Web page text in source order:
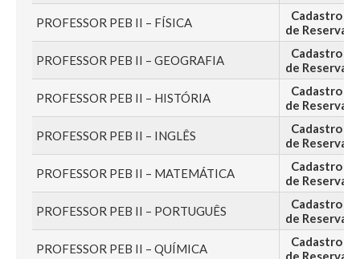
PROFESSOR PEB II – FÍSICA
Cadastro
de Reserva
PROFESSOR PEB II – GEOGRAFIA
Cadastro
de Reserva
PROFESSOR PEB II – HISTÓRIA
Cadastro
de Reserva
PROFESSOR PEB II – INGLÊS
Cadastro
de Reserva
PROFESSOR PEB II – MATEMÁTICA
Cadastro
de Reserva
PROFESSOR PEB II – PORTUGUÊS
Cadastro
de Reserva
PROFESSOR PEB II – QUÍMICA
Cadastro
de Reserva